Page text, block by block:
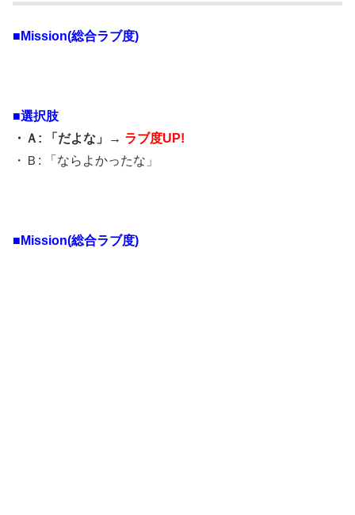
■Mission(総合ラブ度)
■選択肢
・Ａ: 「だよな」→ ラブ度UP!
・Ｂ: 「ならよかったな」
■Mission(総合ラブ度)